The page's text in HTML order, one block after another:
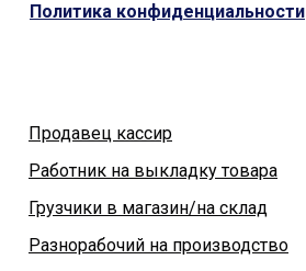
Политика конфиденциальности
Разнорабочий на производство
Грузчики в магазин/на склад
Работник на выкладку товара
Продавец кассир